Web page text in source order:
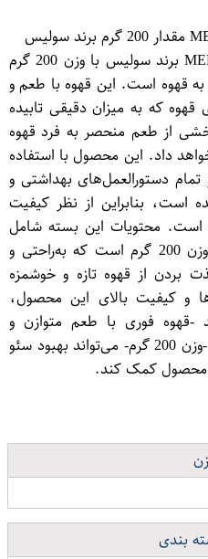
قهوه فوری مدل MEDIUM ROAST برند سولیس با وزن 200 گرم
به قهوه است. این قهوه با طعم و
که به میزان دقیقی تابیده
از طعم منحصر به فرد قهوه
داد. این محصول با استفاده
تمام دستورالعمل‌های بهداشتی و
است، بنابراین از نظر کیفیت
است. محتویات این بسته شامل
قهوه فوری بسته‌بندی‌شده‌ای با وزن 200 گرم است که به‌راحتی و
بردن از قهوه تازه و خوشمزه
و کیفیت بالای این محصول،
-قهوه فوری با طعم متوازن و
متوسط-، -برند معتبر سولیس- و -وزن 200 گرم- می‌تواند بهبود سئو
محصول کمک کند.
بندی